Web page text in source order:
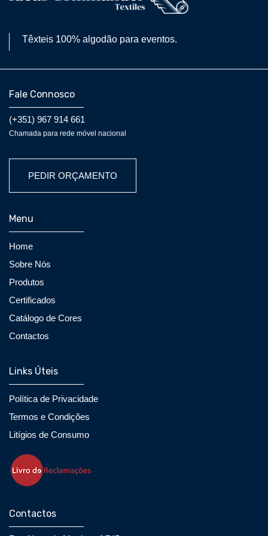
Têxteis 100% algodão para eventos.
Fale Connosco
(+351) 967 914 661
Chamada para rede móvel nacional
PEDIR ORÇAMENTO
Menu
Home
Sobre Nós
Produtos
Certificados
Catálogo de Cores
Contactos
Links Úteis
Política de Privacidade
Termos e Condições
Litígios de Consumo
Contactos